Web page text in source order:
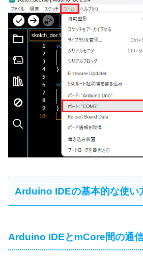
Arduino IDEの基本的な使い
Arduino IDEとmCore間の通